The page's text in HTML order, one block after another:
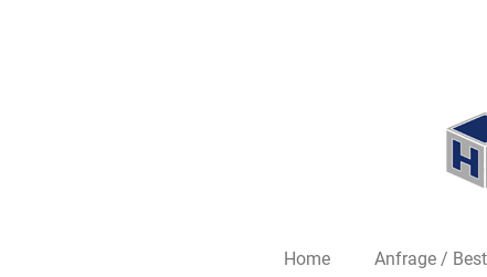
Home Anfrage /